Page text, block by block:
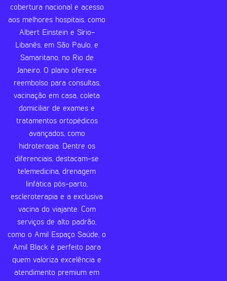
cobertura nacional e acesso
aos melhores hospitais, como
Albert Einstein e Sírio-
Libanês, em São Paulo, e
Samaritano, no Rio de
Janeiro. O plano oferece
reembolso para consultas,
vacinação em casa, coleta
domiciliar de exames e
tratamentos ortopédicos
avançados, como
hidroterapia. Dentre os
diferenciais, destacam-se
telemedicina, drenagem
linfática pós-parto,
escleroterapia e a exclusiva
vacina do viajante. Com
serviços de alto padrão,
como o Amil Espaço Saúde, o
Amil Black é perfeito para
quem valoriza excelência e
atendimento premium em